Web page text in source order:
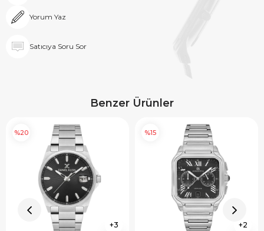
Yorum Yaz
Satıcıya Soru Sor
Benzer Ürünler
3
%20
2
%15